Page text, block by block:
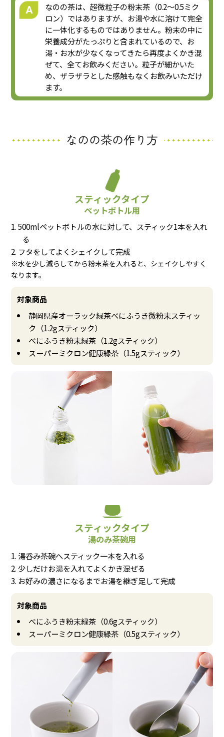
A
なのの茶は、超微粒子の粉末茶（0.2～0.5ミク
ロン）ではありますが、お湯や水に溶けて完全
に一体化するものではありません。粉末の中に
栄養成分がたっぷりと含まれているので、お
湯・お水が少なくなってきたら再度よくかき混
ぜて、全てお飲みください。粒子が細かいた
め、ザラザラとした感触もなくお飲みいただけ
ます。
なのの茶の作り方
スティックタイプ
ペットボトル用
500mlペットボトルの水に対して、スティック1本を入れ
る
フタをしてよくシェイクして完成
※水を少し減らしてから粉末茶を入れると、シェイクしやすく
なります。
対象商品
静岡県産オーラック緑茶べにふうき微粉末スティッ
ク（1.2gスティック）
べにふうき粉末緑茶（1.2gスティック）
スーパーミクロン健康緑茶（1.5gスティック）
スティックタイプ
湯のみ茶碗用
湯呑み茶碗へスティック一本を入れる
少しだけお湯を入れてよくかき混ぜる
お好みの濃さになるまでお湯を継ぎ足して完成
対象商品
べにふうき粉末緑茶（0.6gスティック）
スーパーミクロン健康緑茶（0.5gスティック）